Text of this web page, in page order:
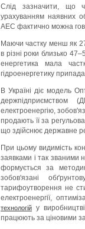
Слід зазначити, що
урахуванням наявних
АЕС фактично можна
Маючи частку менш як
в різні роки близько
енергетика мала
гідроенергетику
В Україні діє модель
держпідприємством
електроенергію,
продають її за
що здійснює державне
При цьому видимість
заявками і так званими
формується за
зобов'язані
тарифоутворення не
електроенергії,
технологій у
працюють за ціновими